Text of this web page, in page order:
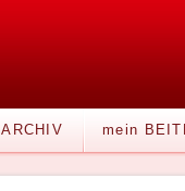
ARCHIV mein